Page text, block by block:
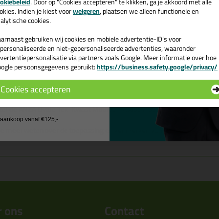
Omschrijving Specificaties
Ovale Tex-Kwast
de ANZA Ovale Tex-Kwast Muurverfkwast in 35 vandaag nog!
je meer weten over de toepassing en kenmerken van dit product?
ons Contact
Indien je kiest voorweigeren, plaatsen we alleen functionele en
cookies.
gebruiken wij cookies en mobiele advertentie-ID’s voor
en niet-gepersonaliseerde advertenties, waaronder
via partners zoals Google. Meer informatie over hoe
persoonsgegevens gebruikt:https://business.safety.google/privacy/
Cookies accepteren
€35,-bij je eerste bestelling!
de actiecode ›
geen cadeau
vanaf €125,-